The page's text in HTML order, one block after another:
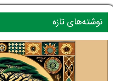
نوشته‌های تازه